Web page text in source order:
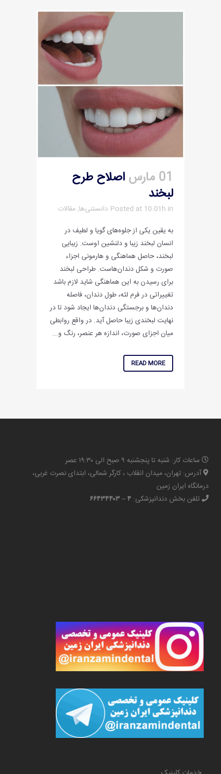
01 مارس
اصلاح طرح
لبخند
Posted at 10:01h in دانستنی‌ها,مقالات
به یقین یکی از جلوه‌های گویا و لطیف در
انسان لبخند زیبا و دلنشین اوست. زیبایی
لبخند، حاصل هماهنگی و هارمونی اجزاء
صورت و شکل دندان‌هاست. طراحی لبخند
برای رسیدن به این هماهنگی شاید لازم باشد
تغییراتی در فرم لثه، طول دندان، فاصله
دندان‌ها و برجستگی دندان‌ها ایجاد شود تا در
نهایت لبخندی زیبا حاصل آید. در واقع روابطی
میان اجزای صورت، اندازه هر عنصر، رنگ و...
READ MORE
ساعات کار: شنبه تا پنجشنبه ۹ صبح الی ۱۹:۳۰ عصر
آدرس: تهران، میدان انقلاب ، کارگر شمالی، ابتدای نصرت غربی،
درمانگاه ایران زمین
تلفن بخش دندانپزشکی: ۴ – ۶۶۴۳۴۴۰۳